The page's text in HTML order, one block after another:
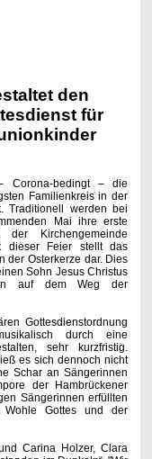
den
für
Corona-bedingt – die
Familienkreis in der
Traditionell werden bei
Mai ihre erste
Kirchengemeinde
dieser Feier stellt das
der Osterkerze dar. Dies
Sohn Jesus Christus
auf dem Weg der
Gottesdienstordnung
durch eine
sehr kurzfristig.
es sich dennoch nicht
Schar an Sängerinnen
der Hambrückener
Sängerinnen erfüllten
Gottes und der
Carina Holzer, Clara